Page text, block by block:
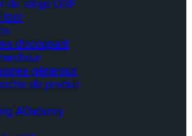
de siège QSF
d’occupant
généraux
de produit
AQademy